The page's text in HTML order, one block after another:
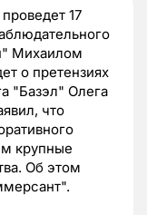
17
Михаилом
о претензиях
"Базэл" Олега
что
крупные
Об этом